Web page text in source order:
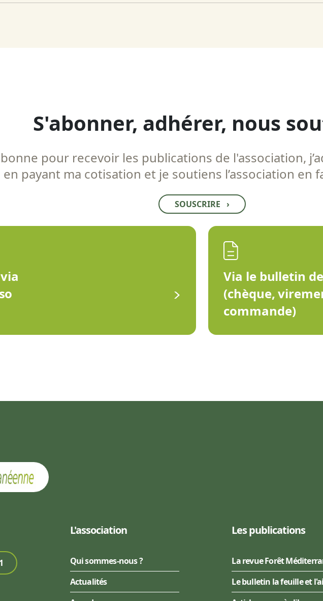
S'abonner, adhérer, nous
pour recevoir les publications de l'association,
en payant ma cotisation et je soutiens l’association en
SOUSCRIRE ›
Via le bulletin
(chèque,
commande)
L'association
Qui sommes-nous ?
Actualités
Les publications
La revue Forêt
Le bulletin la feuille et